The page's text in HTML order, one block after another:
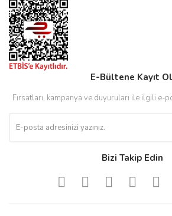
E-Bültene Kayıt
Fırsatları, kampanya ve duyuruları ile ilgili e-
Bizi Takip Edin